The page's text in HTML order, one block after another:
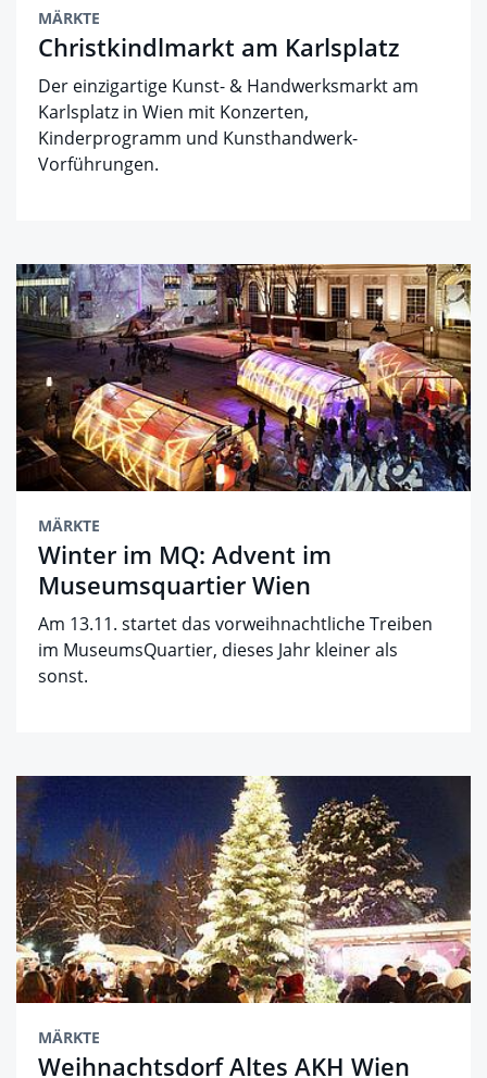
MÄRKTE
Christkindlmarkt am Karlsplatz
Der einzigartige Kunst- & Handwerksmarkt am
Karlsplatz in Wien mit Konzerten,
Kinderprogramm und Kunsthandwerk-
Vorführungen.
MÄRKTE
Winter im MQ: Advent im
Museumsquartier Wien
Am 13.11. startet das vorweihnachtliche Treiben
im MuseumsQuartier, dieses Jahr kleiner als
sonst.
MÄRKTE
Weihnachtsdorf Altes AKH Wien